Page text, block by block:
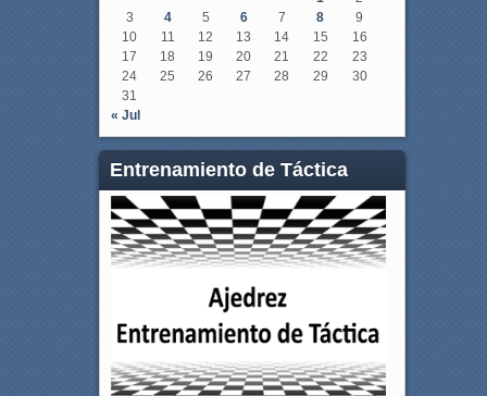
3
4 5 6 7 8
9
10
11 12 13 14 15
16
17
18 19 20 21 22
23
24
25 26 27 28 29
30
31
« Jul
Entrenamiento de Táctica